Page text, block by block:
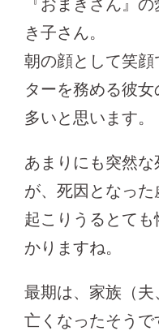
『おまきさん』
き子さん。
朝の顔として笑
ターを務める彼
多いと思います。
あまりにも突然
が、死因となっ
起こりうるとて
かりますね。
最期は、家族（
亡くなったそうで